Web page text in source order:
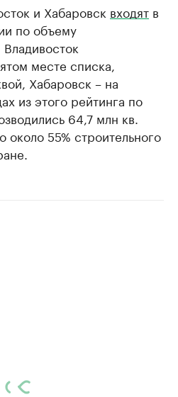
и Хабаровск входят в
по объему
месте списка,
Хабаровск – на
из этого рейтинга по
64,7 млн кв.
около 55% строительного